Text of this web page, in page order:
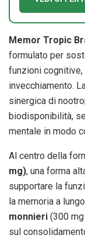
Memor Tropic
formulato per
funzioni
invecchiamento.
sinergica di
biodisponibilità,
mentale in modo
Al centro della
mg), una forma
supportare la
la memoria a
monnieri (300
sul